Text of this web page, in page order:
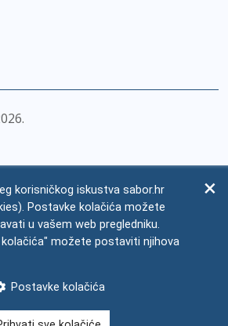
korisničkog iskustva sabor.hr
Postavke kolačića možete
u vašem web pregledniku.
možete postaviti njihova
Postavke kolačića